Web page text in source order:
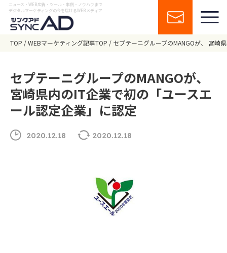
ニュース・WEB広告・ツール・事例・ノウハウまで
デジタルマーケティングの今を届けるWEBメディア
TOP WEBマーケティング記事TOP セプテーニグループのMANGOが、 宮崎
セプテーニグループのMANGOが、
宮崎県内のIT企業で初の「ユースエ
ール認定企業」に認定
2020.12.18 2020.12.18